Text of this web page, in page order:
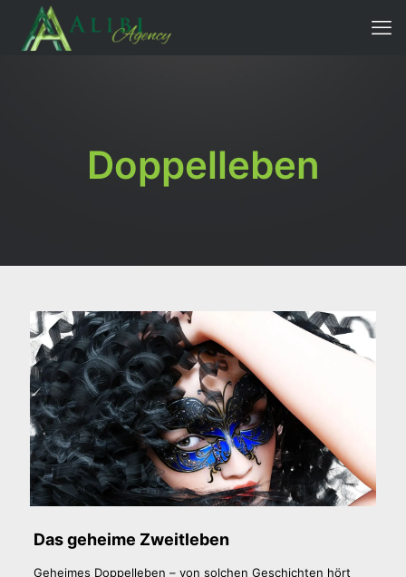
Doppelleben
Das geheime Zweitleben
Geheimes Doppelleben – von solchen Geschichten hört